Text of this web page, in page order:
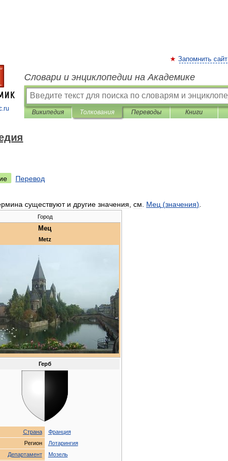
Запомнить сайт
Словари и энциклопедии на Академике
Википедия Толкования Переводы Книги
Перевод
существуют и другие значения см Мец (значения)
Город
Мец
Metz
Герб
Страна
Франция
Регион
Лотарингия
Департамент
Мозель